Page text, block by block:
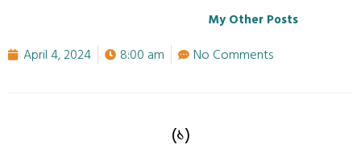
My Other Posts
April 4, 2024 8:00 am No Comments
(১)